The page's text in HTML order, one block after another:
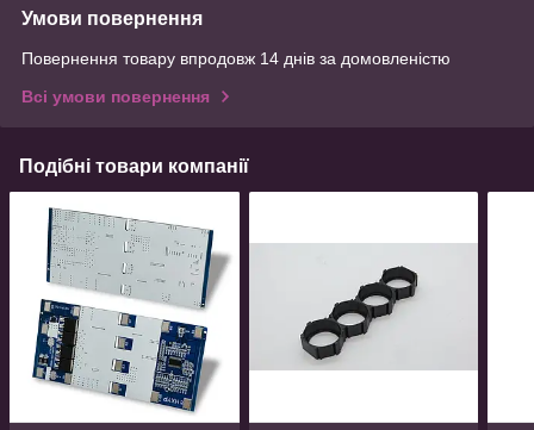
Умови повернення
Повернення товару впродовж 14 днів за домовленістю
Всі умови повернення
Подібні товари компанії